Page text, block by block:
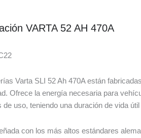
VARTA 52 AH 470A
Varta SLI 52 Ah 470A están
Ofrece la energía necesaria para
de uso, teniendo una duración de vida
con los más altos estándares